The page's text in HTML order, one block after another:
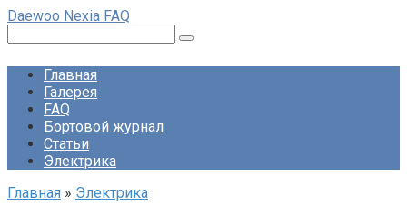
Перейти
контенту
Daewoo Nexia FAQ
Главная
Галерея
FAQ
Бортовой журнал
Статьи
Электрика
Главная » Электрика